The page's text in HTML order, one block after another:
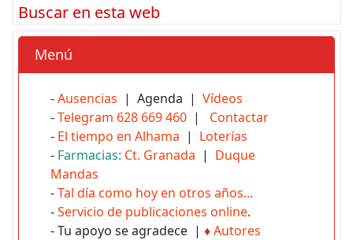
Buscar en esta web
Menú
-Ausencias | Agenda | Vídeos
-Telegram 628 669 460 | Contactar
- El tiempo en Alhama | Loterías
- Farmacias: Ct. Granada | Duque
Mandas
-Tal día como hoy en otros años...
-Servicio de publicaciones online.
- Tu apoyo se agradece | ♦Autores